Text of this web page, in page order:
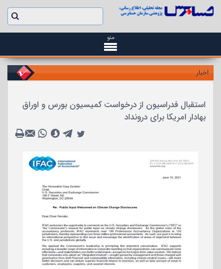
منو
اخبار
استقبال فدراسیون از درخواست کمیسیون بورس و اوراق
بهادار امریکا برای درونداد